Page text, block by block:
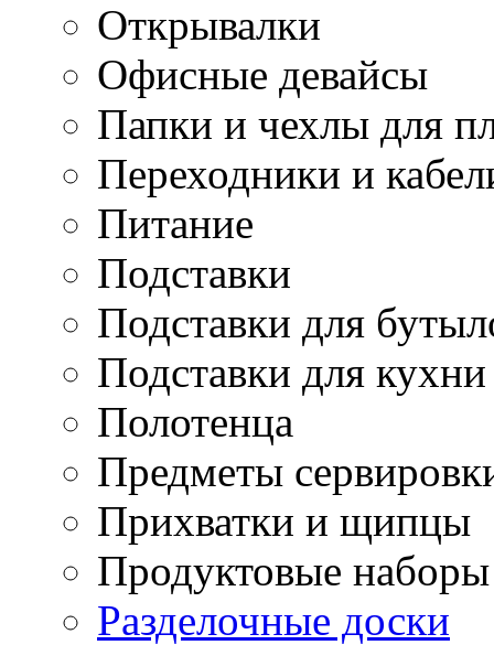
Открывалки
Офисные девайсы
Папки и чехлы для
Переходники и
Питание
Подставки
Подставки для
Подставки для кухни
Полотенца
Предметы
Прихватки и щипцы
Продуктовые наборы
Разделочные доски